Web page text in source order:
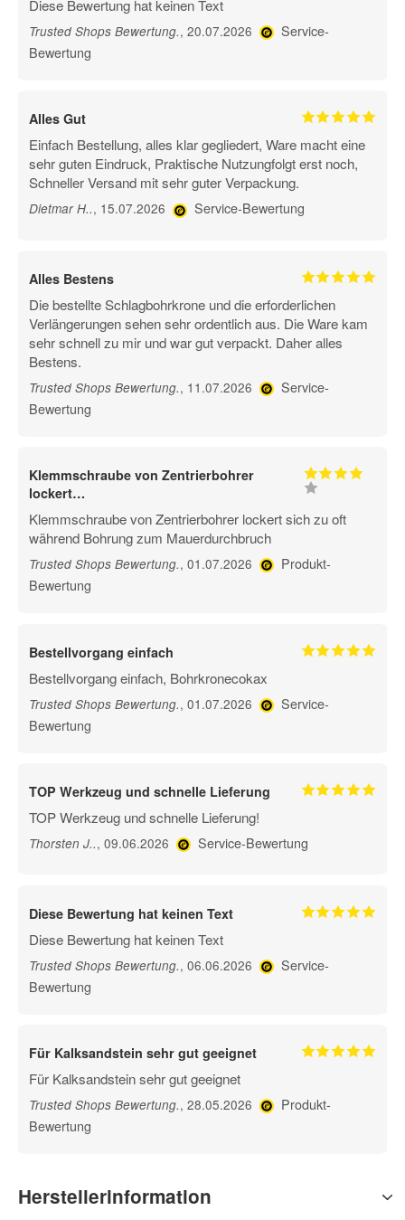
Diese Bewertung hat keinen Text
Trusted Shops Bewertung., 20.07.2026
Service-
Bewertung
Alles Gut
Einfach Bestellung, alles klar gegliedert, Ware macht eine
sehr guten Eindruck, Praktische Nutzungfolgt erst noch,
Schneller Versand mit sehr guter Verpackung.
Dietmar H.., 15.07.2026 Service-Bewertung
Alles Bestens
Die bestellte Schlagbohrkrone und die erforderlichen
Verlängerungen sehen sehr ordentlich aus. Die Ware kam
sehr schnell zu mir und war gut verpackt. Daher alles
Bestens.
Trusted Shops Bewertung., 11.07.2026
Service-
Bewertung
Klemmschraube von Zentrierbohrer
lockert…
Klemmschraube von Zentrierbohrer lockert sich zu oft
während Bohrung zum Mauerdurchbruch
Trusted Shops Bewertung., 01.07.2026
Produkt-
Bewertung
Bestellvorgang einfach
Bestellvorgang einfach, Bohrkronecokax
Trusted Shops Bewertung., 01.07.2026
Service-
Bewertung
TOP Werkzeug und schnelle Lieferung
TOP Werkzeug und schnelle Lieferung!
Thorsten J.., 09.06.2026 Service-Bewertung
Diese Bewertung hat keinen Text
Diese Bewertung hat keinen Text
Trusted Shops Bewertung., 06.06.2026
Service-
Bewertung
Für Kalksandstein sehr gut geeignet
Für Kalksandstein sehr gut geeignet
Trusted Shops Bewertung., 28.05.2026
Produkt-
Bewertung
Herstellerinformation